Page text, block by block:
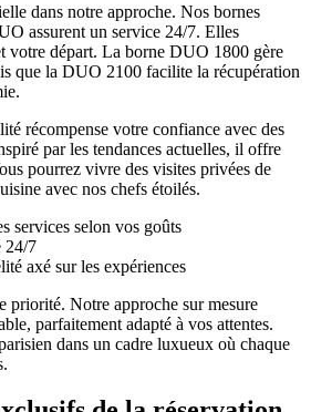
dans notre approche. Nos bornes
assurent un service 24/7. Elles
votre départ. La borne DUO 1800 gère
que la DUO 2100 facilite la récupération
récompense votre confiance avec des
par les tendances actuelles, il offre
pourrez vivre des visites privées de
avec nos chefs étoilés.
services selon vos goûts
24/7
axé sur les expériences
priorité. Notre approche sur mesure
parfaitement adapté à vos attentes.
dans un cadre luxueux où chaque